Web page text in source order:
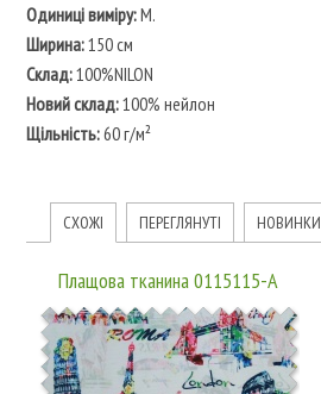
Одиниці виміру:М.
Ширина:150 см
Склад:100%NILON
Новий склад:100% нейлон
Щільність:60 г/м²
СХОЖІ ПЕРЕГЛЯНУТІ НОВИНКИ
Плащова тканина 0115115-A